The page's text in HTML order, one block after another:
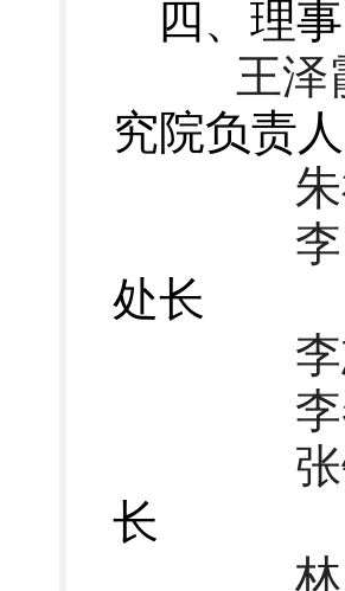
四、理
王泽
究院负责人
朱祖谦
李
处长
李
李春波
张
长
林